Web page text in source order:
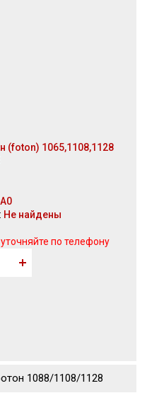
(foton) 1065,1108,1128
Не найдены
по телефону
1088/1108/1128